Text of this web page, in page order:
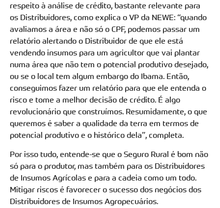
respeito à análise de crédito, bastante relevante para
os Distribuidores, como explica o VP da NEWE: “quando
avaliamos a área e não só o CPF, podemos passar um
relatório alertando o Distribuidor de que ele está
vendendo insumos para um agricultor que vai plantar
numa área que não tem o potencial produtivo desejado,
ou se o local tem algum embargo do Ibama. Então,
conseguimos fazer um relatório para que ele entenda o
risco e tome a melhor decisão de crédito. É algo
revolucionário que construímos. Resumidamente, o que
queremos é saber a qualidade da terra em termos de
potencial produtivo e o histórico dela”, completa.
Por isso tudo, entende-se que o Seguro Rural é bom não
só para o produtor, mas também para os Distribuidores
de Insumos Agrícolas e para a cadeia como um todo.
Mitigar riscos é favorecer o sucesso dos negócios dos
Distribuidores de Insumos Agropecuários.